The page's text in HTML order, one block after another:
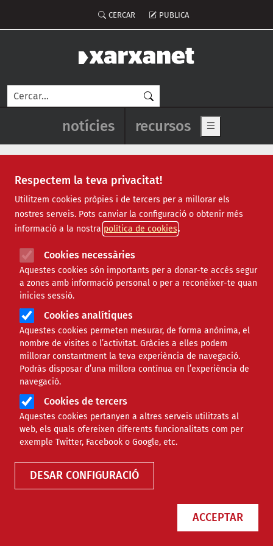
Respectem la teva privacitat!
Utilitzem cookies pròpies i de tercers per a millorar els
nostres serveis. Pots canviar la configuració o obtenir més
informació a la nostra política de cookies
Cookies necessàries
Aquestes cookies són importants per a donar-te accés segur
a zones amb informació personal o per a reconèixer-te quan
inicies sessió.
Cookies analítiques
Aquestes cookies permeten mesurar, de forma anònima, el
nombre de visites o l’activitat. Gràcies a elles podem
millorar constantment la teva experiència de navegació.
Podràs disposar d’una millora contínua en l’experiència de
navegació.
Cookies de tercers
Aquestes cookies pertanyen a altres serveis utilitzats al
web, els quals ofereixen diferents funcionalitats com per
exemple Twitter, Facebook o Google, etc.
DESAR CONFIGURACIÓ
ACCEPTAR
Menú del compte d'usuari
CERCAR PUBLICA
Cerca
Navegació principal de
notícies recursos Show main
participació
Laura Arnal: ”Les arts escèniques
haurien de tenir molta més
presència dins del sistema
educatiu”
NOTÍCIES CULTURAL